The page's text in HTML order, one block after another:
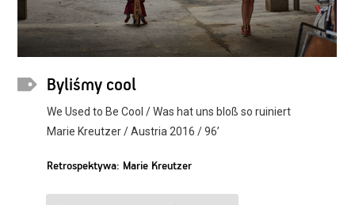
Byliśmy cool
We Used to Be Cool / Was hat uns bloß so ruiniert
Marie Kreutzer / Austria 2016 / 96’
Retrospektywa: Marie Kreutzer